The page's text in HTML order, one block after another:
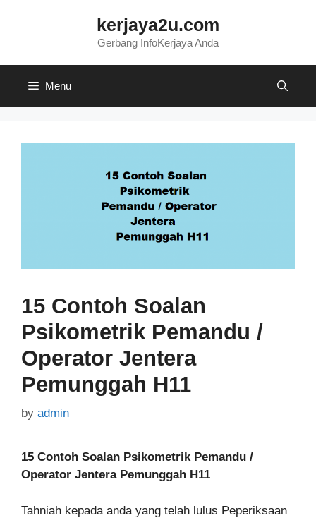
kerjaya2u.com
Gerbang InfoKerjaya Anda
Menu
15 Contoh Soalan
Psikometrik Pemandu /
Operator Jentera
Pemunggah H11
by admin
15 Contoh Soalan Psikometrik Pemandu /
Operator Jentera Pemunggah H11
Tahniah kepada anda yang telah lulus Peperiksaan